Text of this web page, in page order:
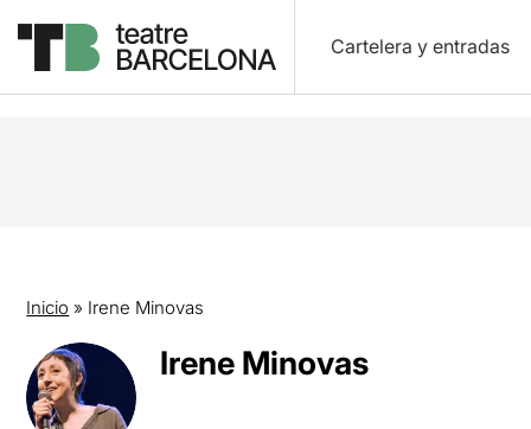
Cartelera y entradas
Inicio » Irene Minovas
Irene Minovas